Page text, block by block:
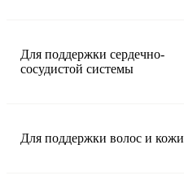
Для поддержки сердечно-
сосудистой системы
Для поддержки волос и кожи